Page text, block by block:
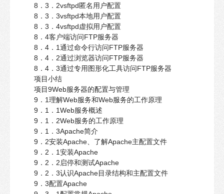
8．3．2vsftpd匿名用户配置
8．3．3vsftpd本地用户配置
8．3．4vsftpd虚拟用户配置
8．4客户端访问FTP服务器
8．4．1通过命令行访问FTP服务器
8．4．2通过浏览器访问FTP服务器
8．4．3通过专用图形化工具访问FTP服务器
项目小结
项目9Web服务器的配置与管理
9．1理解Web服务和Web服务的工作原理
9．1．1Web服务概述
9．1．2Web服务的工作原理
9．1．3Apache简介
9．2安装Apache、了解Apache主配置文件
9．2．1安装Apache
9．2．2启停和测试Apache
9．2．3认识Apache目录结构和主配置文件
9．3配置Apache